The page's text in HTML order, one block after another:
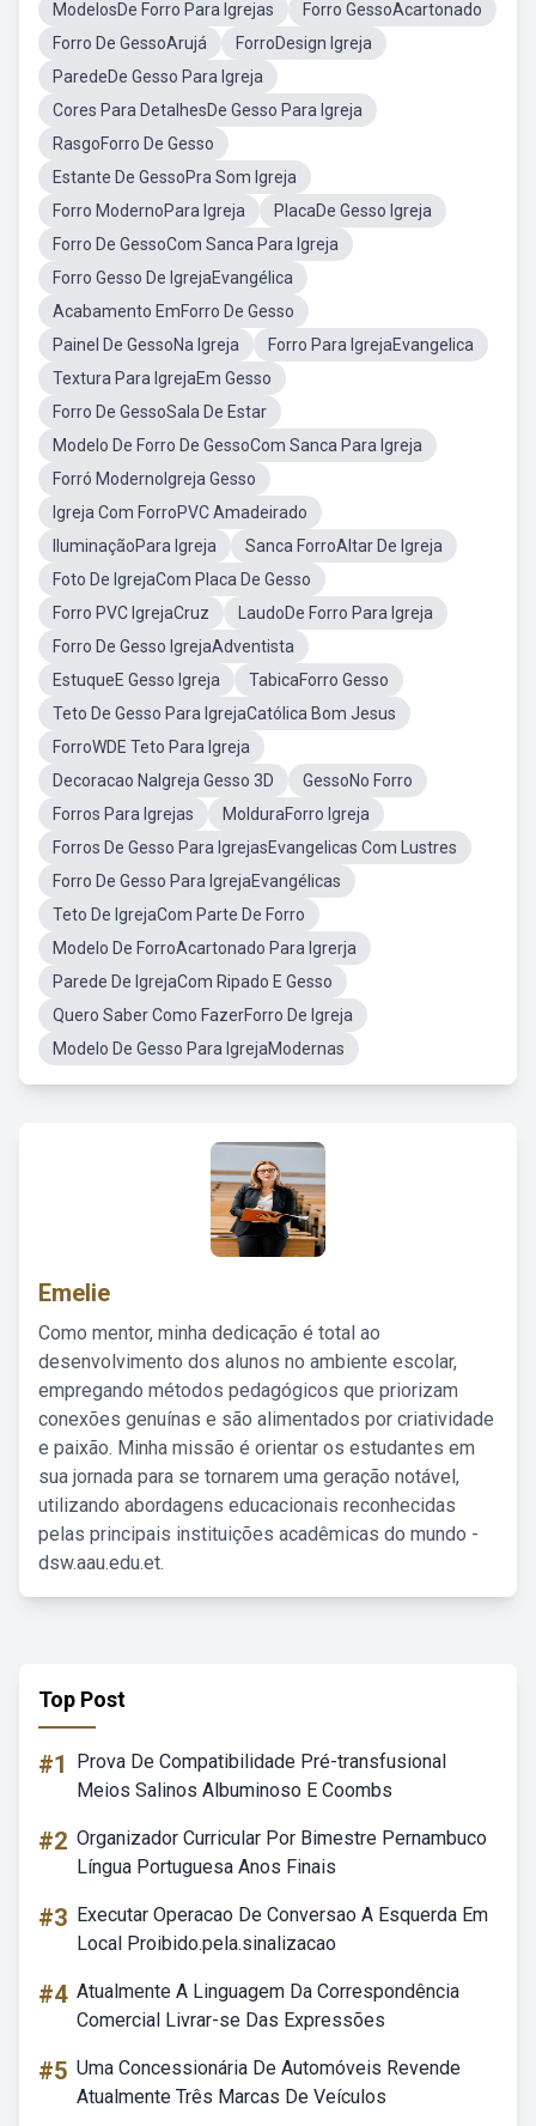
ModelosDe Forro Para Igrejas
Forro GessoAcartonado
Forro De GessoArujá
ForroDesign Igreja
ParedeDe Gesso Para Igreja
Cores Para DetalhesDe Gesso Para Igreja
RasgoForro De Gesso
Estante De GessoPra Som Igreja
Forro ModernoPara Igreja
PlacaDe Gesso Igreja
Forro De GessoCom Sanca Para Igreja
Forro Gesso De IgrejaEvangélica
Acabamento EmForro De Gesso
Painel De GessoNa Igreja
Forro Para IgrejaEvangelica
Textura Para IgrejaEm Gesso
Forro De GessoSala De Estar
Modelo De Forro De GessoCom Sanca Para Igreja
Forró ModernoIgreja Gesso
Igreja Com ForroPVC Amadeirado
IluminaçãoPara Igreja
Sanca ForroAltar De Igreja
Foto De IgrejaCom Placa De Gesso
Forro PVC IgrejaCruz
LaudoDe Forro Para Igreja
Forro De Gesso IgrejaAdventista
EstuqueE Gesso Igreja
TabicaForro Gesso
Teto De Gesso Para IgrejaCatólica Bom Jesus
ForroWDE Teto Para Igreja
Decoracao NaIgreja Gesso 3D
GessoNo Forro
Forros Para Igrejas
MolduraForro Igreja
Forros De Gesso Para IgrejasEvangelicas Com Lustres
Forro De Gesso Para IgrejaEvangélicas
Teto De IgrejaCom Parte De Forro
Modelo De ForroAcartonado Para Igrerja
Parede De IgrejaCom Ripado E Gesso
Quero Saber Como FazerForro De Igreja
Modelo De Gesso Para IgrejaModernas
Emelie
Como mentor, minha dedicação é total ao
desenvolvimento dos alunos no ambiente escolar,
empregando métodos pedagógicos que priorizam
conexões genuínas e são alimentados por criatividade
e paixão. Minha missão é orientar os estudantes em
sua jornada para se tornarem uma geração notável,
utilizando abordagens educacionais reconhecidas
pelas principais instituições acadêmicas do mundo -
dsw.aau.edu.et.
Top Post
#1
Prova De Compatibilidade Pré-transfusional
Meios Salinos Albuminoso E Coombs
#2 Organizador Curricular Por Bimestre Pernambuco
Língua Portuguesa Anos Finais
#3 Executar Operacao De Conversao A Esquerda Em
Local Proibido.pela.sinalizacao
#4 Atualmente A Linguagem Da Correspondência
Comercial Livrar-se Das Expressões
#5 Uma Concessionária De Automóveis Revende
Atualmente Três Marcas De Veículos